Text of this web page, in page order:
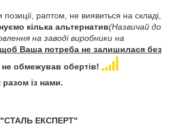
раптом, не виявиться на складі,
кілька альтернатив(Назвичай до
на заводі виробники на
щоб Ваша потреба не залишилася без
не обмежував обертів!
із нами.
"СТАЛЬ ЕКСПЕРТ"